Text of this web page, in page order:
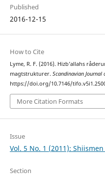
Published
2016-12-15
How to Cite
Lyme, R. F. (2016). Hizb’allahs
magtstrukturer. Scandinavian
https://doi.org/10.7146/
More Citation Formats
Issue
Vol. 5 No. 1 (2011):
Section